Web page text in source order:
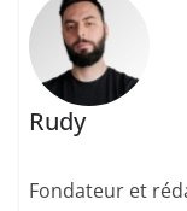
Rudy
Fondateur et